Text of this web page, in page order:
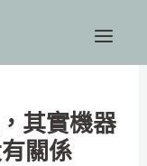
其實機器
關係